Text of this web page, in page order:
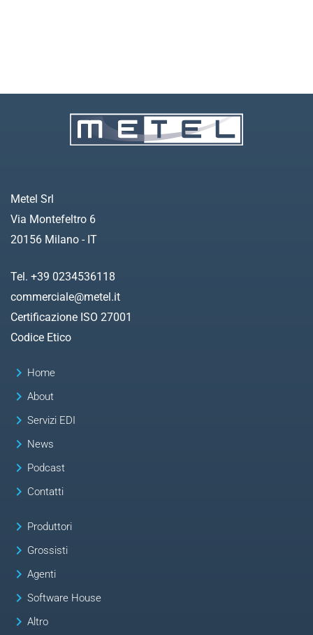
Metel Srl
Via Montefeltro 6
20156 Milano - IT
Tel. +39 0234536118
commerciale@metel.it
Certificazione ISO 27001
Codice Etico
keyboard_arrow_right Home
keyboard_arrow_right About
keyboard_arrow_right Servizi EDI
keyboard_arrow_right News
keyboard_arrow_right Podcast
keyboard_arrow_right Contatti
keyboard_arrow_right Produttori
keyboard_arrow_right Grossisti
keyboard_arrow_right Agenti
keyboard_arrow_right Software House
keyboard_arrow_right Altro